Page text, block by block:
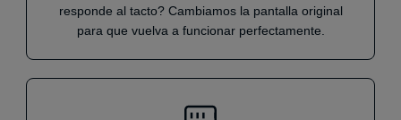
responde al tacto? Cambiamos la pantalla original
para que vuelva a funcionar perfectamente.